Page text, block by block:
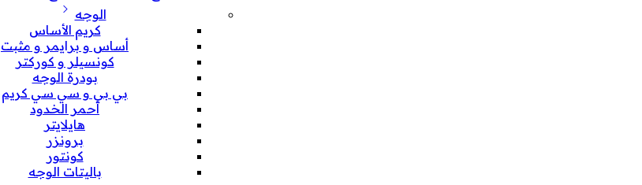
الوجه
كريم الأساس
أساس و برايمر و مثبت
كونسيلر و كوركتر
بودرة الوجه
بي بي و سي سي كريم
أحمر الخدود
هايلايتر
برونزر
كونتور
باليتات الوجه